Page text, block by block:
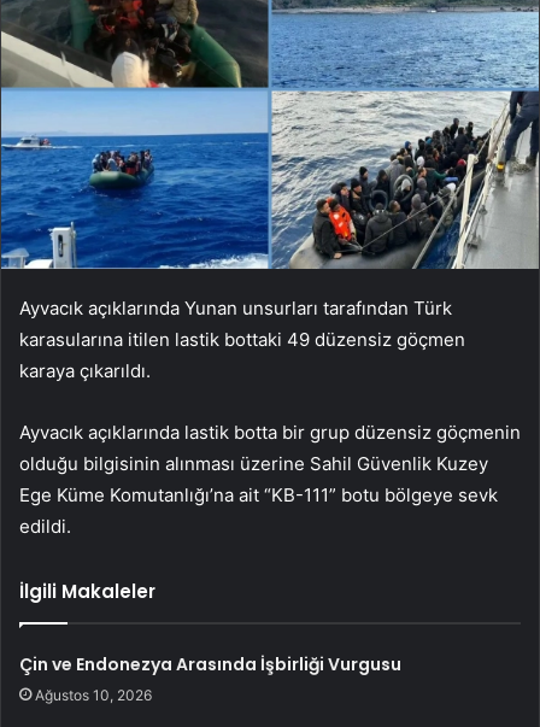
Ayvacık açıklarında Yunan unsurları tarafından Türk
karasularına itilen lastik bottaki 49 düzensiz göçmen
karaya çıkarıldı.
Ayvacık açıklarında lastik botta bir grup düzensiz göçmenin
olduğu bilgisinin alınması üzerine Sahil Güvenlik Kuzey
Ege Küme Komutanlığı’na ait “KB-111” botu bölgeye sevk
edildi.
İlgili Makaleler
Çin ve Endonezya Arasında İşbirliği Vurgusu
Ağustos 10, 2026